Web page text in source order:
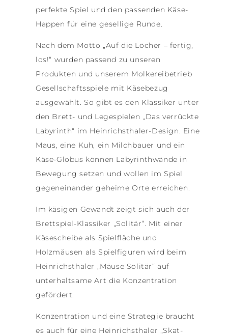
perfekte Spiel und den passenden Käse-
Happen für eine gesellige Runde.
Nach dem Motto „Auf die Löcher – fertig,
los!“ wurden passend zu unseren
Produkten und unserem Molkereibetrieb
Gesellschaftsspiele mit Käsebezug
ausgewählt. So gibt es den Klassiker unter
den Brett- und Legespielen „Das verrückte
Labyrinth“ im Heinrichsthaler-Design. Eine
Maus, eine Kuh, ein Milchbauer und ein
Käse-Globus können Labyrinthwände in
Bewegung setzen und wollen im Spiel
gegeneinander geheime Orte erreichen.
Im käsigen Gewandt zeigt sich auch der
Brettspiel-Klassiker „Solitär“. Mit einer
Käsescheibe als Spielfläche und
Holzmäusen als Spielfiguren wird beim
Heinrichsthaler „Mäuse Solitär“ auf
unterhaltsame Art die Konzentration
gefördert.
Konzentration und eine Strategie braucht
es auch für eine Heinrichsthaler „Skat-